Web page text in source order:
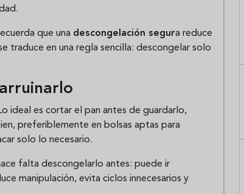
que una descongelación segura reduce
traduce en una regla sencilla: descongelar solo
ideal es cortar el pan antes de guardarlo,
preferiblemente en bolsas aptas para
solo lo necesario.
falta descongelarlo antes: puede ir
manipulación, evita ciclos innecesarios y